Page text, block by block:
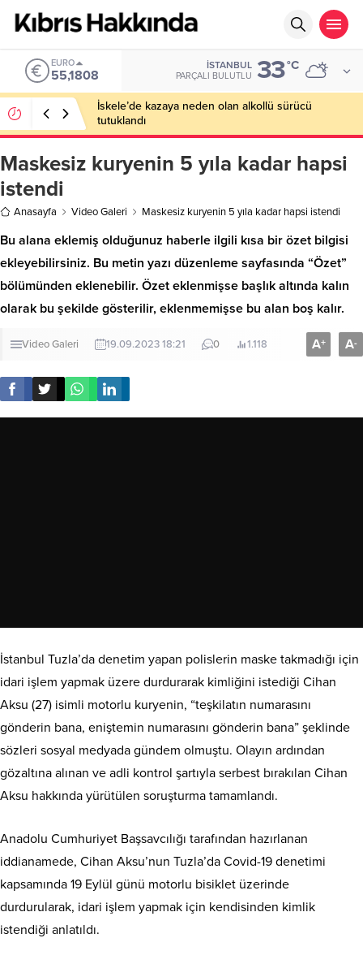
EURO
55,1808
İSTANBUL
PARÇALI BULUTLU 33°C
İskele’de kazaya neden olan alkollü sürücü
tutuklandı
Maskesiz kuryenin 5 yıla kadar hapsi
istendi
Anasayfa Video Galeri Maskesiz kuryenin 5 yıla kadar hapsi istendi
Bu alana eklemiş olduğunuz haberle ilgili kısa bir özet bilgisi
ekleyebilirsiniz. Bu metin yazı düzenleme sayfasında “Özet”
bölümünden eklenebilir. Özet eklenmişse başlık altında kalın
olarak bu şekilde gösterilir, eklenmemişse bu alan boş kalır.
Video Galeri 19.09.2023 18:21 0 1.118 A+ A-
İstanbul Tuzla’da denetim yapan polislerin maske takmadığı için
idari işlem yapmak üzere durdurarak kimliğini istediği Cihan
Aksu (27) isimli motorlu kuryenin, “teşkilatın numarasını
gönderin bana, eniştemin numarasını gönderin bana” şeklinde
sözleri sosyal medyada gündem olmuştu. Olayın ardından
gözaltına alınan ve adli kontrol şartıyla serbest bırakılan Cihan
Aksu hakkında yürütülen soruşturma tamamlandı.
Anadolu Cumhuriyet Başsavcılığı tarafından hazırlanan
iddianamede, Cihan Aksu’nun Tuzla’da Covid-19 denetimi
kapsamında 19 Eylül günü motorlu bisiklet üzerinde
durdurularak, idari işlem yapmak için kendisinden kimlik
istendiği anlatıldı.